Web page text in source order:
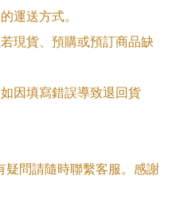
運送方式。
現貨、預購或預訂商品缺
因填寫錯誤導致退回貨
疑問請隨時聯繫客服。感謝